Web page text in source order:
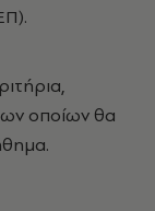
οποίων θα